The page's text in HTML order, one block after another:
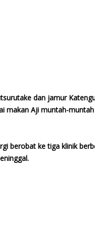
dan jamur
makan Aji muntah-
berobat ke tiga klinik